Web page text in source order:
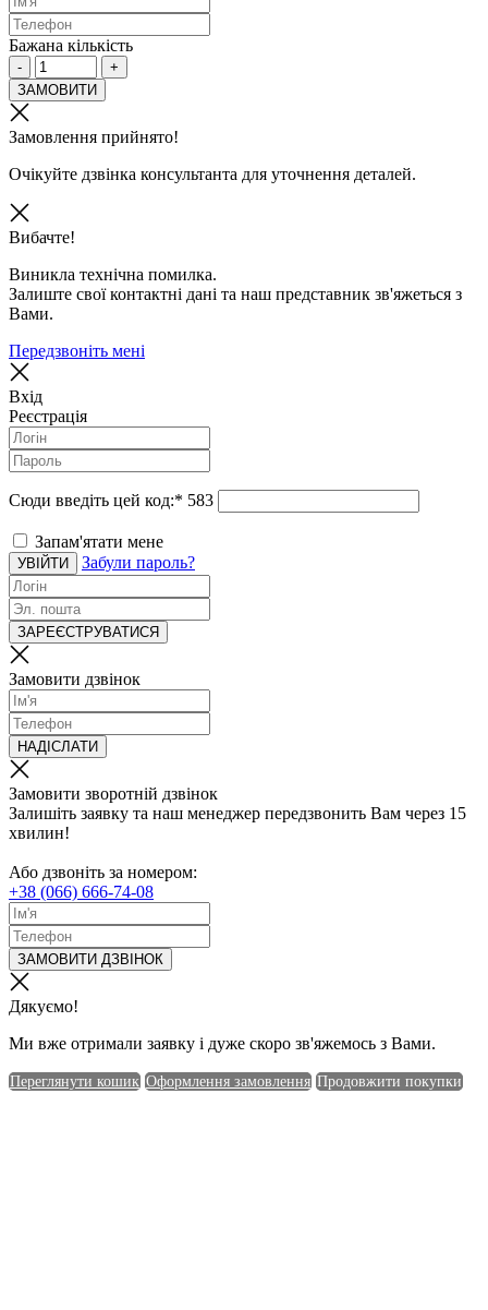
Бажана кількість
-
+
ЗАМОВИТИ
Замовлення прийнято!
Очікуйте дзвінка консультанта для уточнення деталей.
Вибачте!
Виникла технічна помилка.
Залиште свої контактні дані та наш представник зв'яжеться з
Вами.
Передзвоніть мені
Вхід
Реєстрація
Сюди введіть цей код:* 583
Запам'ятати мене
УВІЙТИ Забули пароль?
ЗАРЕЄСТРУВАТИСЯ
Замовити дзвінок
НАДІСЛАТИ
Замовити зворотній дзвінок
Залишіть заявку та наш менеджер передзвонить Вам через 15
хвилин!
Або дзвоніть за номером:
+38 (066) 666-74-08
ЗАМОВИТИ ДЗВІНОК
Дякуємо!
Ми вже отримали заявку і дуже скоро зв'яжемось з Вами.
Переглянути кошик Оформлення замовлення Продовжити покупки